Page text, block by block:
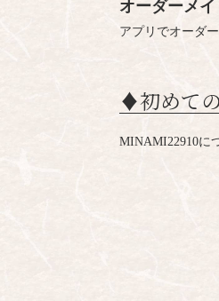
オーダーメイ
アプリでオーダー
♦︎初めて
MINAMI22910に